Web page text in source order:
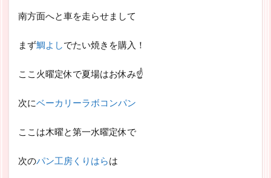
南方面へと車を走らせまして
まず鯛よしでたい焼きを購入！
ここ火曜定休で夏場はお休み☝
次にベーカリーラボコンパン
ここは木曜と第一水曜定休で
次のパン工房くりはらは